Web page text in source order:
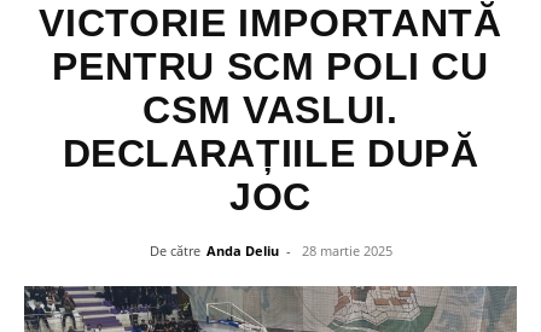
VICTORIE IMPORTANTĂ
PENTRU SCM POLI CU
CSM VASLUI.
DECLARAȚIILE DUPĂ
JOC
De către Anda Deliu - 28 martie 2025